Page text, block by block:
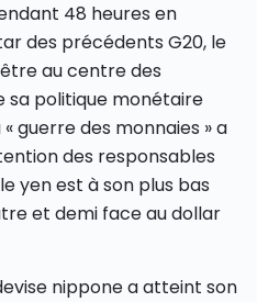
48 heures en
des précédents G20, le
au centre des
sa politique monétaire
guerre des monnaies » a
des responsables
yen est à son plus bas
et demi face au dollar
nippone a atteint son